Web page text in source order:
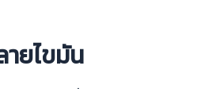
ายไขมัน